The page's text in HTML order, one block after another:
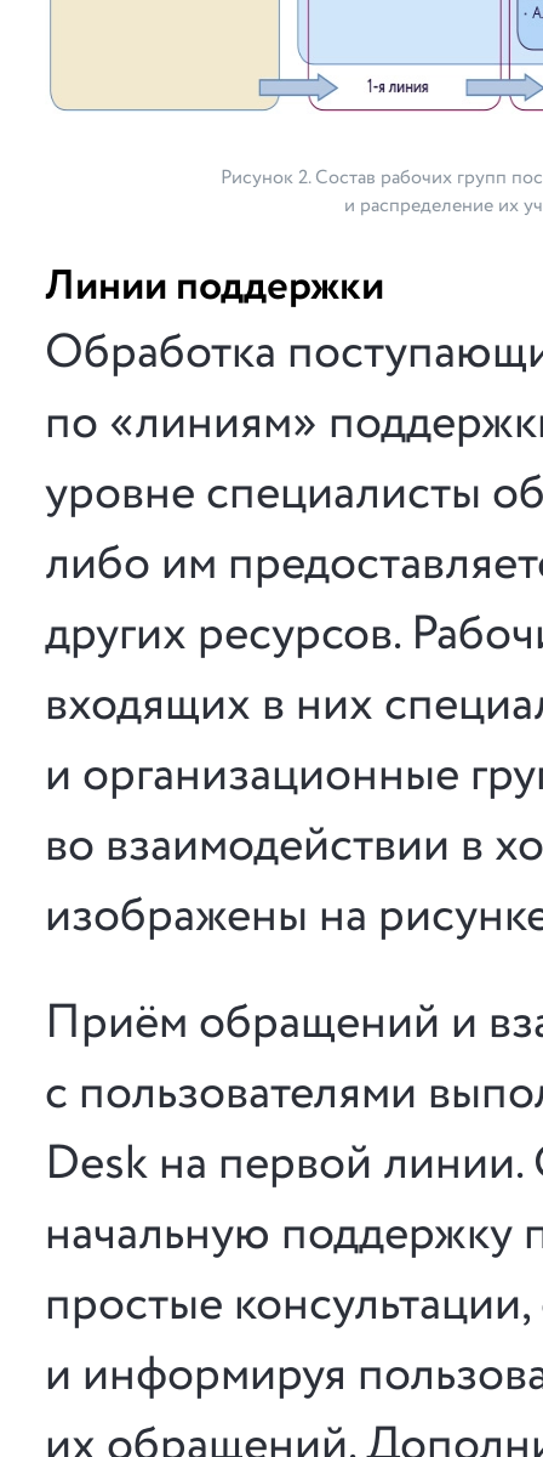
Рисунок 2. Состав рабочих групп
и распределение их
Линии поддержки
Обработка
по «линиям»
уровне специалисты
либо им
других ресурсов.
входящих в них
и организационные
во взаимодействии в
изображены на
Приём обращений и
с пользователями
Desk на первой
начальную поддержку
простые
и информируя